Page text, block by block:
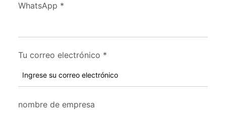
WhatsApp *
Tu correo electrónico *
nombre de empresa